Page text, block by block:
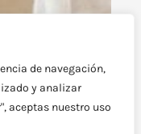
de navegación,
y analizar
aceptas nuestro uso